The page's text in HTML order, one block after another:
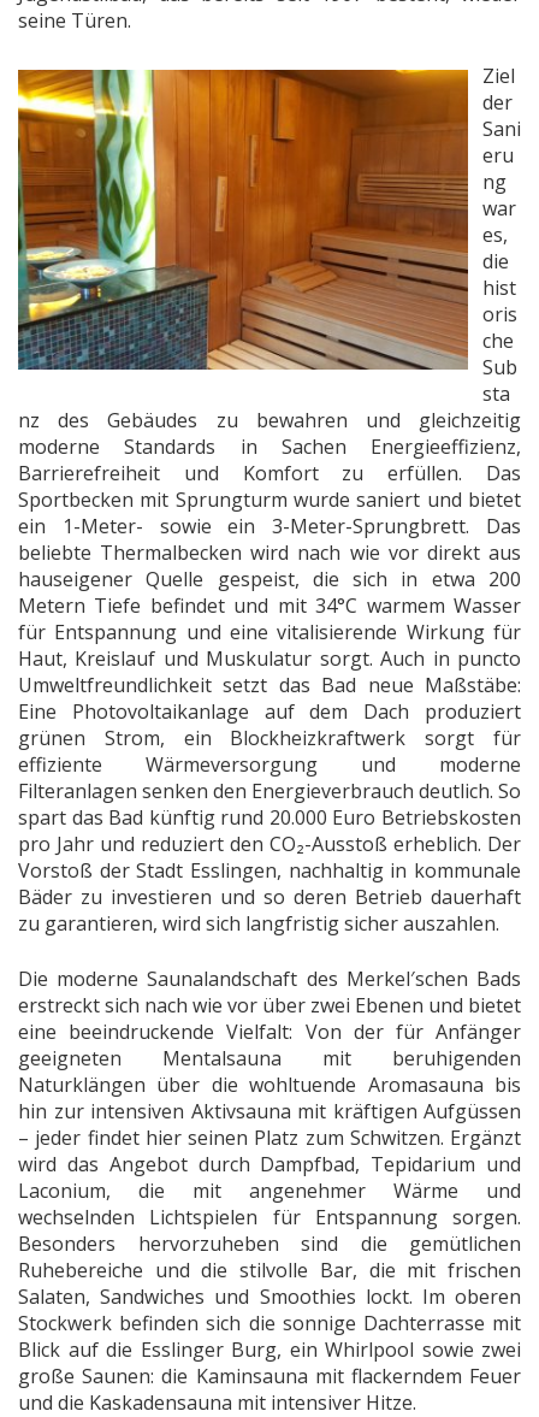
seine Türen.
Ziel
der
Sani
eru
ng
war
es,
die
hist
oris
che
Sub
sta
nz des Gebäudes zu bewahren und gleichzeitig
moderne Standards in Sachen Energieeffizienz,
Barrierefreiheit und Komfort zu erfüllen. Das
Sportbecken mit Sprungturm wurde saniert und bietet
ein 1-Meter- sowie ein 3-Meter-Sprungbrett. Das
beliebte Thermalbecken wird nach wie vor direkt aus
hauseigener Quelle gespeist, die sich in etwa 200
Metern Tiefe befindet und mit 34°C warmem Wasser
für Entspannung und eine vitalisierende Wirkung für
Haut, Kreislauf und Muskulatur sorgt. Auch in puncto
Umweltfreundlichkeit setzt das Bad neue Maßstäbe:
Eine Photovoltaikanlage auf dem Dach produziert
grünen Strom, ein Blockheizkraftwerk sorgt für
effiziente Wärmeversorgung und moderne
Filteranlagen senken den Energieverbrauch deutlich. So
spart das Bad künftig rund 20.000 Euro Betriebskosten
pro Jahr und reduziert den CO₂-Ausstoß erheblich. Der
Vorstoß der Stadt Esslingen, nachhaltig in kommunale
Bäder zu investieren und so deren Betrieb dauerhaft
zu garantieren, wird sich langfristig sicher auszahlen.
Die moderne Saunalandschaft des Merkel′schen Bads
erstreckt sich nach wie vor über zwei Ebenen und bietet
eine beeindruckende Vielfalt: Von der für Anfänger
geeigneten Mentalsauna mit beruhigenden
Naturklängen über die wohltuende Aromasauna bis
hin zur intensiven Aktivsauna mit kräftigen Aufgüssen
– jeder findet hier seinen Platz zum Schwitzen. Ergänzt
wird das Angebot durch Dampfbad, Tepidarium und
Laconium, die mit angenehmer Wärme und
wechselnden Lichtspielen für Entspannung sorgen.
Besonders hervorzuheben sind die gemütlichen
Ruhebereiche und die stilvolle Bar, die mit frischen
Salaten, Sandwiches und Smoothies lockt. Im oberen
Stockwerk befinden sich die sonnige Dachterrasse mit
Blick auf die Esslinger Burg, ein Whirlpool sowie zwei
große Saunen: die Kaminsauna mit flackerndem Feuer
und die Kaskadensauna mit intensiver Hitze.